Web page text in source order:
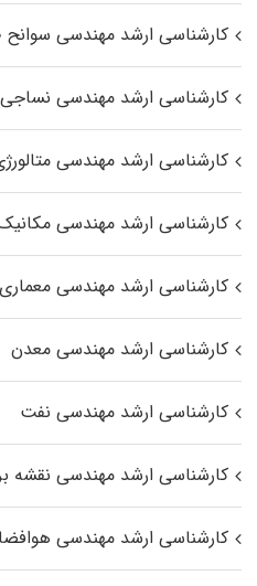
کارشناسی ارشد مهندسی
کارشناسی ارشد مهندسی
کارشناسی ارشد مهندسی
کارشناسی ارشد مهندسی
کارشناسی ارشد مهندسی
کارشناسی ارشد مهندسی معدن
کارشناسی ارشد مهندسی نفت
کارشناسی ارشد مهندسی نقشه
کارشناسی ارشد مهندسی هوافضا